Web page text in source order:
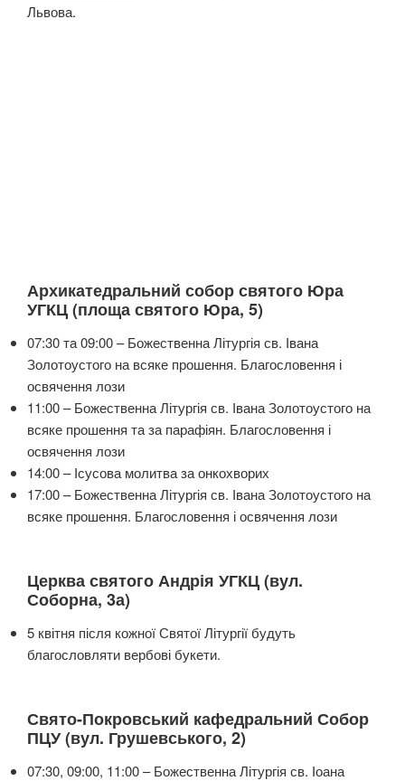
Львова.
Архикатедральний собор святого Юра
УГКЦ (площа святого Юра, 5)
07:30 та 09:00 – Божественна Літургія св. Івана
Золотоустого на всяке прошення. Благословення і
освячення лози
11:00 – Божественна Літургія св. Івана Золотоустого на
всяке прошення та за парафіян. Благословення і
освячення лози
14:00 – Ісусова молитва за онкохворих
17:00 – Божественна Літургія св. Івана Золотоустого на
всяке прошення. Благословення і освячення лози
Церква святого Андрія УГКЦ (вул.
Соборна, 3а)
5 квітня після кожної Святої Літургії будуть
благословляти вербові букети.
Свято-Покровський кафедральний Собор
ПЦУ (вул. Грушевського, 2)
07:30, 09:00, 11:00 – Божественна Літургія св. Іоана